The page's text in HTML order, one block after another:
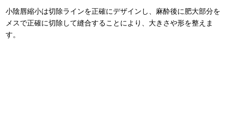
小陰唇縮小は切除ラインを正確にデザインし、麻酔後に肥大部分を
メスで正確に切除して縫合することにより、大きさや形を整えま
す。